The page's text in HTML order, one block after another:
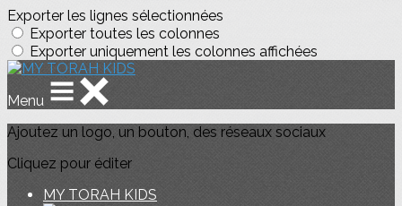
Exporter les lignes sélectionnées
Exporter toutes les colonnes
Exporter uniquement les colonnes affichées
Menu
Ajoutez un logo, un bouton, des réseaux sociaux
Cliquez pour éditer
MY TORAH KIDS